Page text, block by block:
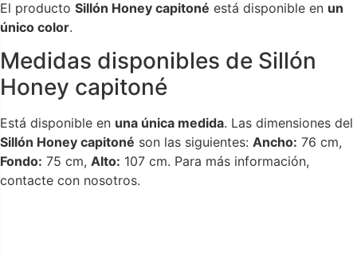
El producto Sillón Honey capitoné está disponible en un
único color.
Medidas disponibles de Sillón
Honey capitoné
Está disponible en una única medida. Las dimensiones del
Sillón Honey capitoné son las siguientes: Ancho: 76 cm,
Fondo: 75 cm, Alto: 107 cm. Para más información,
contacte con nosotros.